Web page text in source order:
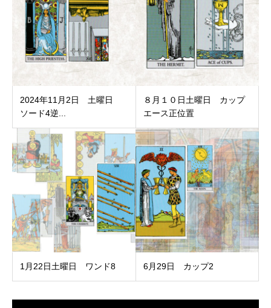
2024年11月2日 土曜日
ソード4逆...
８月１０日土曜日 カップ
エース正位置
1月22日土曜日 ワンド8 6月29日 カップ2